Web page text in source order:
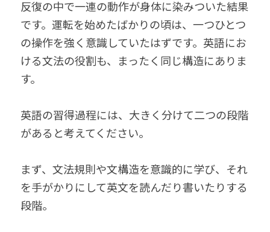
反復の中で一連の動作が身体に染みついた結果
です。運転を始めたばかりの頃は、一つひとつ
の操作を強く意識していたはずです。英語にお
ける文法の役割も、まったく同じ構造にありま
す。
英語の習得過程には、大きく分けて二つの段階
があると考えてください。
まず、文法規則や文構造を意識的に学び、それ
を手がかりにして英文を読んだり書いたりする
段階。